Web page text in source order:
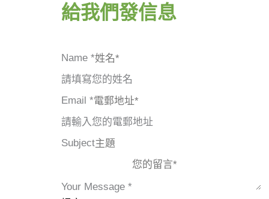
給我們發信息
Name *
請填寫您的姓名
Email *
請輸入您的電郵地址
Subject
Your Message *